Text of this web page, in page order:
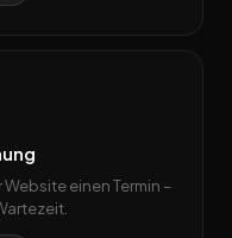
einen Termin –